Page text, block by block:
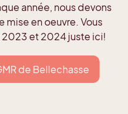
année, nous devons
mise en oeuvre. Vous
et 2024 juste ici!
de Bellechasse